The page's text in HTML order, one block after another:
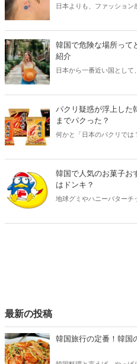
日本よりも、ファッショ
を真似する日本人女性も少
ゥーショップと共に、韓国
韓国で危険な場所って
紹介
日本から一番近い国とし
まれる可能性も…。今回は
街、注意点などをご紹介し
パクリ疑惑が浮上した
までパクった？
何かと「日本のパクリでは
惑が浮上した韓国のお菓子
言われているスイーツも
韓国で人気のお菓子お
はドンキ？
地球グミやハニーバターチ
き！今回は日本で買える韓
最新の投稿
韓国旅行の定番！韓国